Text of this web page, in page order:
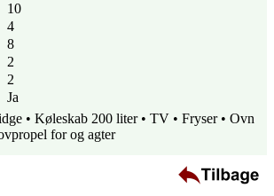
10
4
8
2
2
Ja
• Køleskab 200 liter • TV • Fryser • Ovn
for og agter